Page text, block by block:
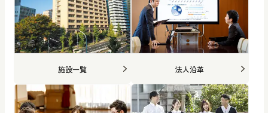
施設一覧 法人沿革